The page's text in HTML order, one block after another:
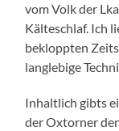
vom Volk der
Kälteschlaf. Ich
bekloppten
langlebige
Inhaltlich gibts
der Oxtorner